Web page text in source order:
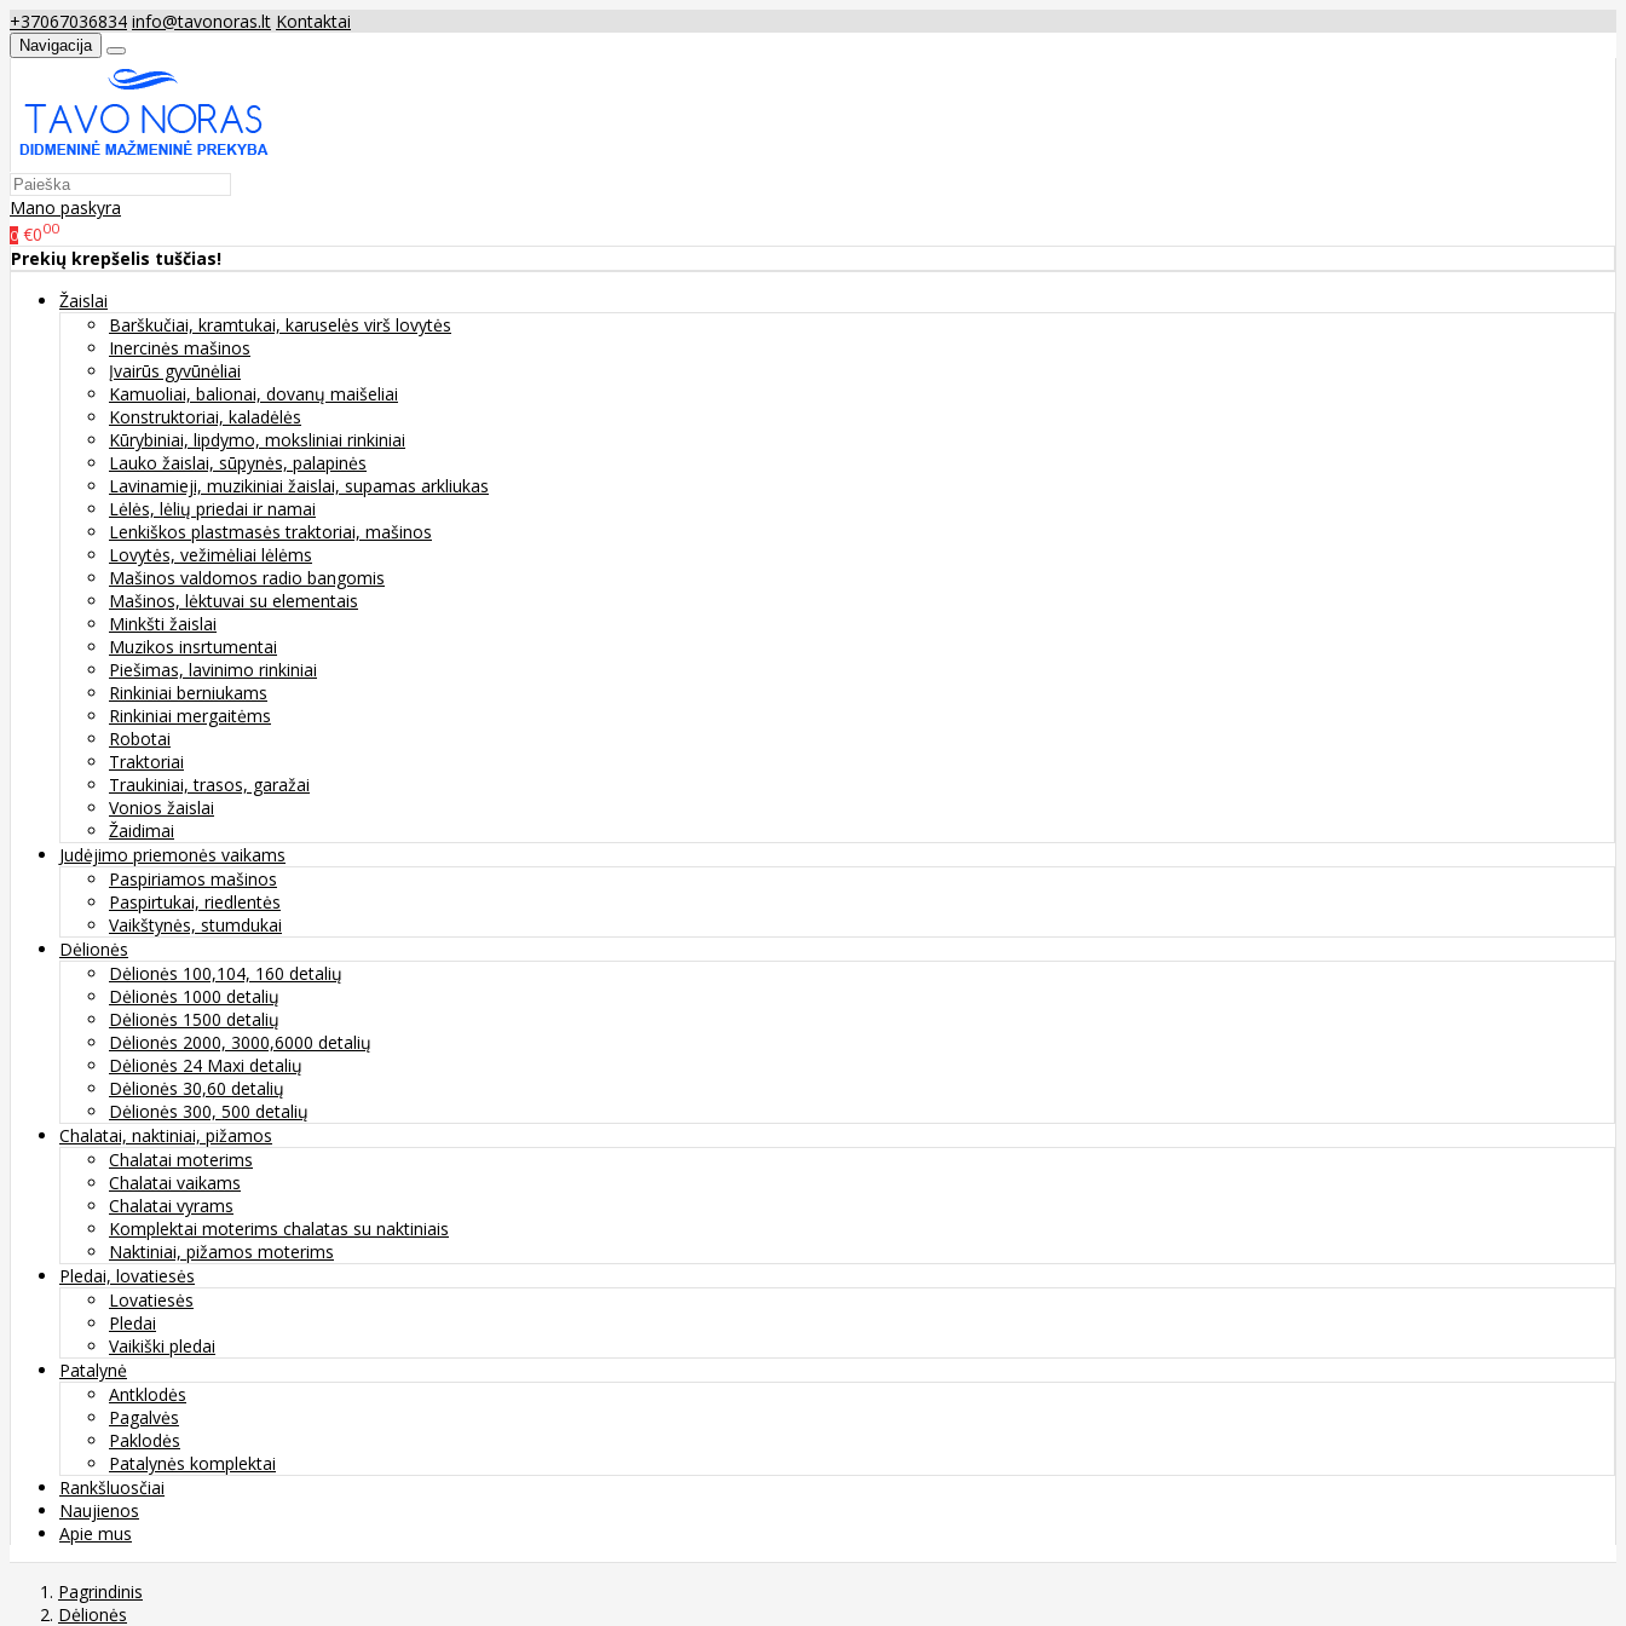
+37067036834 info@tavonoras.lt Kontaktai
Navigacija
Mano paskyra
0 €000
Prekių krepšelis tuščias!
Žaislai
Barškučiai, kramtukai, karuselės virš lovytės
Inercinės mašinos
Įvairūs gyvūnėliai
Kamuoliai, balionai, dovanų maišeliai
Konstruktoriai, kaladėlės
Kūrybiniai, lipdymo, moksliniai rinkiniai
Lauko žaislai, sūpynės, palapinės
Lavinamieji, muzikiniai žaislai, supamas arkliukas
Lėlės, lėlių priedai ir namai
Lenkiškos plastmasės traktoriai, mašinos
Lovytės, vežimėliai lėlėms
Mašinos valdomos radio bangomis
Mašinos, lėktuvai su elementais
Minkšti žaislai
Muzikos insrtumentai
Piešimas, lavinimo rinkiniai
Rinkiniai berniukams
Rinkiniai mergaitėms
Robotai
Traktoriai
Traukiniai, trasos, garažai
Vonios žaislai
Žaidimai
Judėjimo priemonės vaikams
Paspiriamos mašinos
Paspirtukai, riedlentės
Vaikštynės, stumdukai
Dėlionės
Dėlionės 100,104, 160 detalių
Dėlionės 1000 detalių
Dėlionės 1500 detalių
Dėlionės 2000, 3000,6000 detalių
Dėlionės 24 Maxi detalių
Dėlionės 30,60 detalių
Dėlionės 300, 500 detalių
Chalatai, naktiniai, pižamos
Chalatai moterims
Chalatai vaikams
Chalatai vyrams
Komplektai moterims chalatas su naktiniais
Naktiniai, pižamos moterims
Pledai, lovatiesės
Lovatiesės
Pledai
Vaikiški pledai
Patalynė
Antklodės
Pagalvės
Paklodės
Patalynės komplektai
Rankšluosčiai
Naujienos
Apie mus
Pagrindinis
Dėlionės